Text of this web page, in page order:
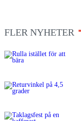
FLER NYHETER